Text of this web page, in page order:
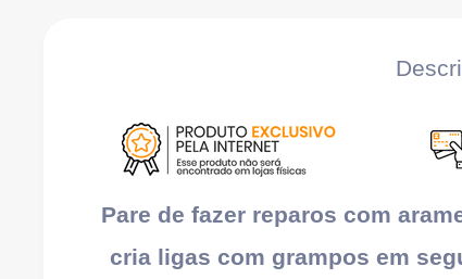
Pare de fazer reparos com
cria ligas com grampos em